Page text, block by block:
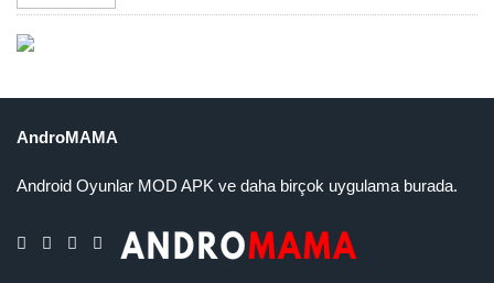
AndroMAMA
Android Oyunlar MOD APK ve daha birçok uygulama burada.